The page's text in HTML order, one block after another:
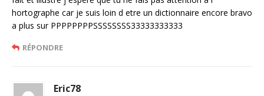
hortographe car je suis loin d etre un dictionnaire encore bravo
a plus sur PPPPPPPPSSSSSSSS33333333333
RÉPONDRE
Eric78